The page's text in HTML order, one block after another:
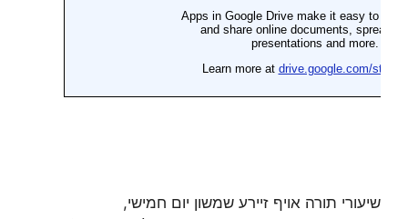
שיעורי תורה אויף זיירע שמשון יום חמישי,